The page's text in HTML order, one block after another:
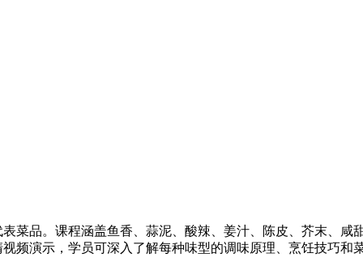
菜品。课程涵盖鱼香、蒜泥、酸辣、姜汁、陈皮、芥末、咸
频演示，学员可深入了解每种味型的调味原理、烹饪技巧和